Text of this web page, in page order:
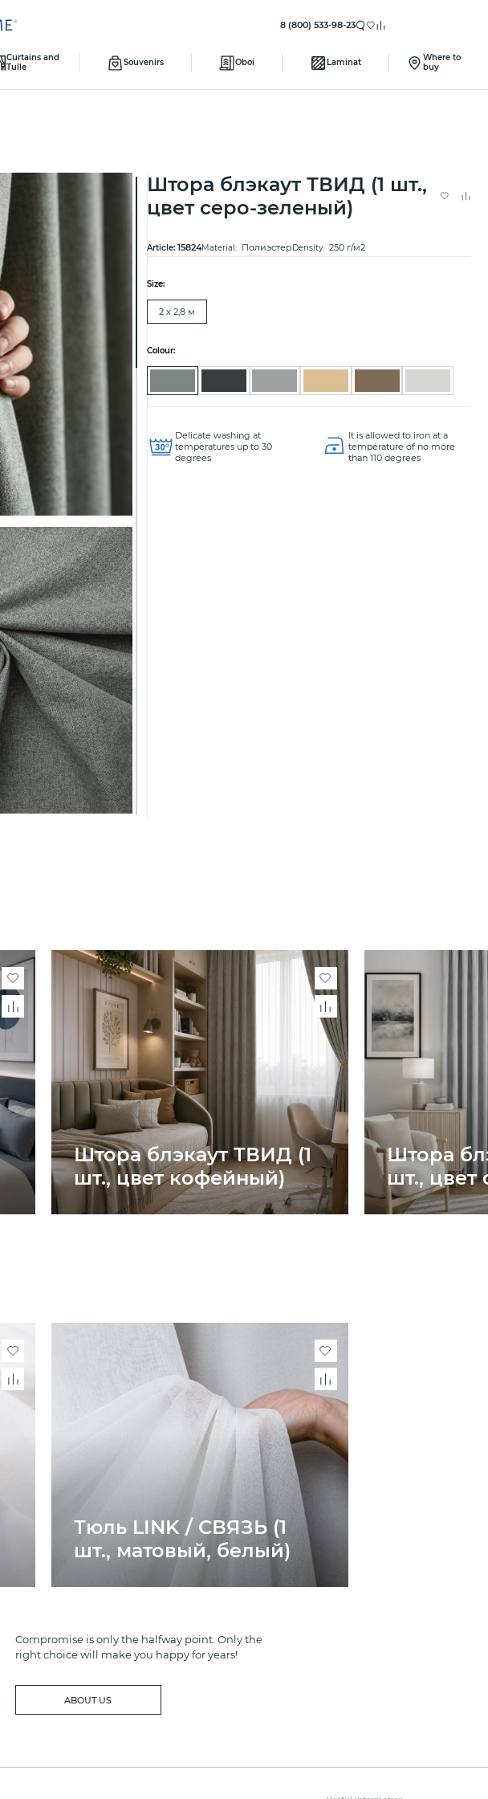
8 (800) 533-98-23
Curtains and
Tulle
Souvenirs Oboi Laminat
Where to
buy
Штора блэкаут ТВИД (1 шт.,
цвет серо-зеленый)
Article:15824Material: Полиэстер Density:250 г/м2
Size:
2 х 2,8 м
Colour:
Delicate washing at
temperatures up to 30
degrees
It is allowed to iron at a
temperature of no more
than 110 degrees
Штора блэкаут ТВИД (1
шт., цвет кофейный)
Штора
шт., цвет
Тюль LINK / СВЯЗЬ (1
шт., матовый, белый)
Compromise is only the halfway point. Only the
right choice will make you happy for years!
ABOUT US